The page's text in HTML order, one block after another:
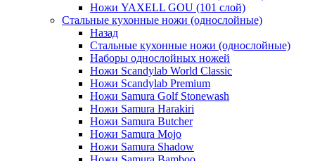
Ножи YAXELL GOU (101 слой)
Стальные кухонные ножи (однослойные)
Назад
Стальные кухонные ножи (однослойные)
Наборы однослойных ножей
Ножи Scandylab World Classic
Ножи Scandylab Premium
Ножи Samura Golf Stonewash
Ножи Samura Harakiri
Ножи Samura Butcher
Ножи Samura Mojo
Ножи Samura Shadow